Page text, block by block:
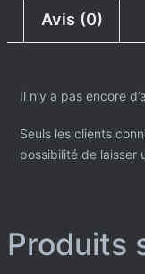
Avis (0)
Il n’y a pas encore
Seuls les clients
possibilité de laisser
Produits